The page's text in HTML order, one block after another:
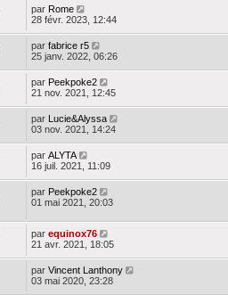
par Rome
28 févr. 2023, 12:44
par fabrice r5
25 janv. 2022, 06:26
par Peekpoke2
21 nov. 2021, 12:45
par Lucie&Alyssa
03 nov. 2021, 14:24
par ALYTA
16 juil. 2021, 11:09
par Peekpoke2
01 mai 2021, 20:03
par equinox76
21 avr. 2021, 18:05
par Vincent Lanthony
03 mai 2020, 23:28